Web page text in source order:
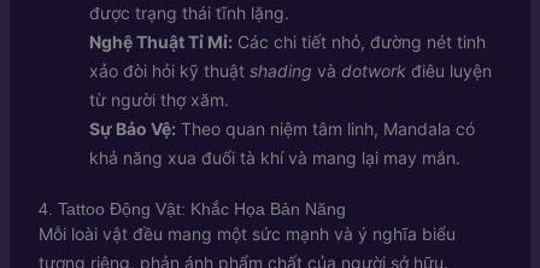
được trạng thái tĩnh lặng.
Nghệ Thuật Tỉ Mỉ: Các chi tiết nhỏ, đường nét tinh
xảo đòi hỏi kỹ thuật shading và dotworkđiêu luyện
từ người thợ xăm.
Sự Bảo Vệ: Theo quan niệm tâm linh, Mandala có
khả năng xua đuổi tà khí và mang lại may mắn.
4. Tattoo Động Vật: Khắc Họa Bản Năng
Mỗi loài vật đều mang một sức mạnh và ý nghĩa biểu
tượng riêng, phản ánh phẩm chất của người sở hữu.